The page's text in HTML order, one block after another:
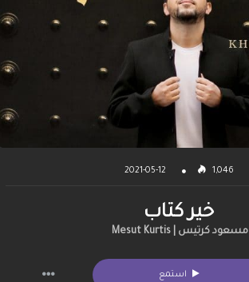
1,046
2021-05-12
خير كتاب
مسعود كرتيس | Mesut Kurtis
استمع